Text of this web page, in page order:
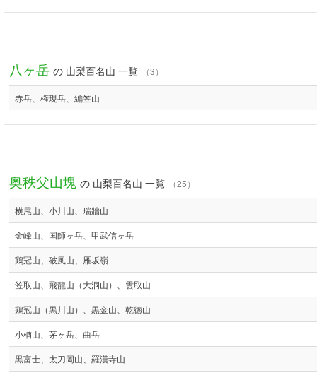
八ヶ岳 の 山梨百名山 一覧 （3）
赤岳、権現岳、編笠山
奥秩父山塊 の 山梨百名山 一覧 （25）
横尾山、小川山、瑞牆山
金峰山、国師ヶ岳、甲武信ヶ岳
鶏冠山、破風山、雁坂嶺
笠取山、飛龍山（大洞山）、雲取山
鶏冠山（黒川山）、黒金山、乾徳山
小楢山、茅ヶ岳、曲岳
黒富士、太刀岡山、羅漢寺山